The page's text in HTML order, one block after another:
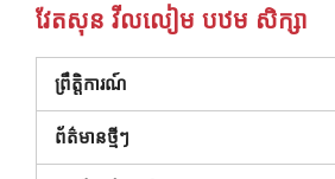
វែតសុន វីលលៀម បឋម សិក្សា
ព្រឹត្តិការណ៍
ព័ត៌មានថ្មីៗ